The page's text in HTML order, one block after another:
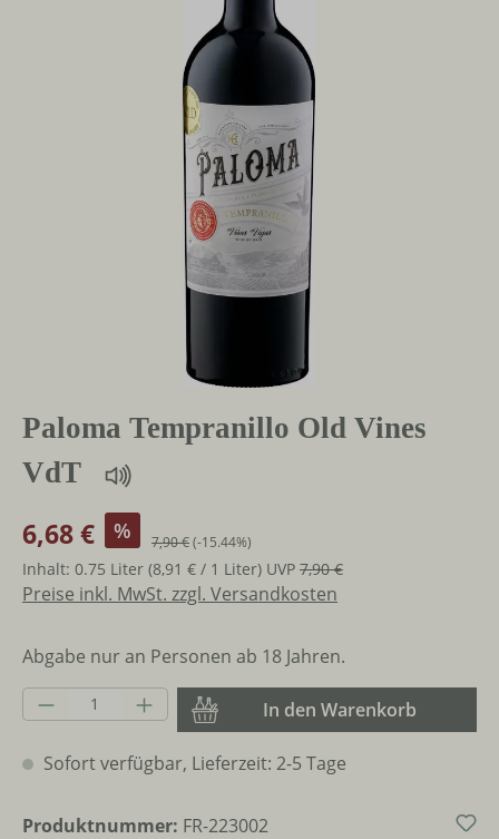
Paloma Tempranillo Old Vines
VdT
6,68 € % 7,90 €(-15.44%)
Inhalt: 0.75 Liter (8,91 € / 1 Liter) UVP 7,90 €
Preise inkl. MwSt. zzgl. Versandkosten
Abgabe nur an Personen ab 18 Jahren.
Produkt Anzahl: Gib den gewünschten
In den Warenkorb
Sofort verfügbar, Lieferzeit: 2-5 Tage
Produktnummer: FR-223002